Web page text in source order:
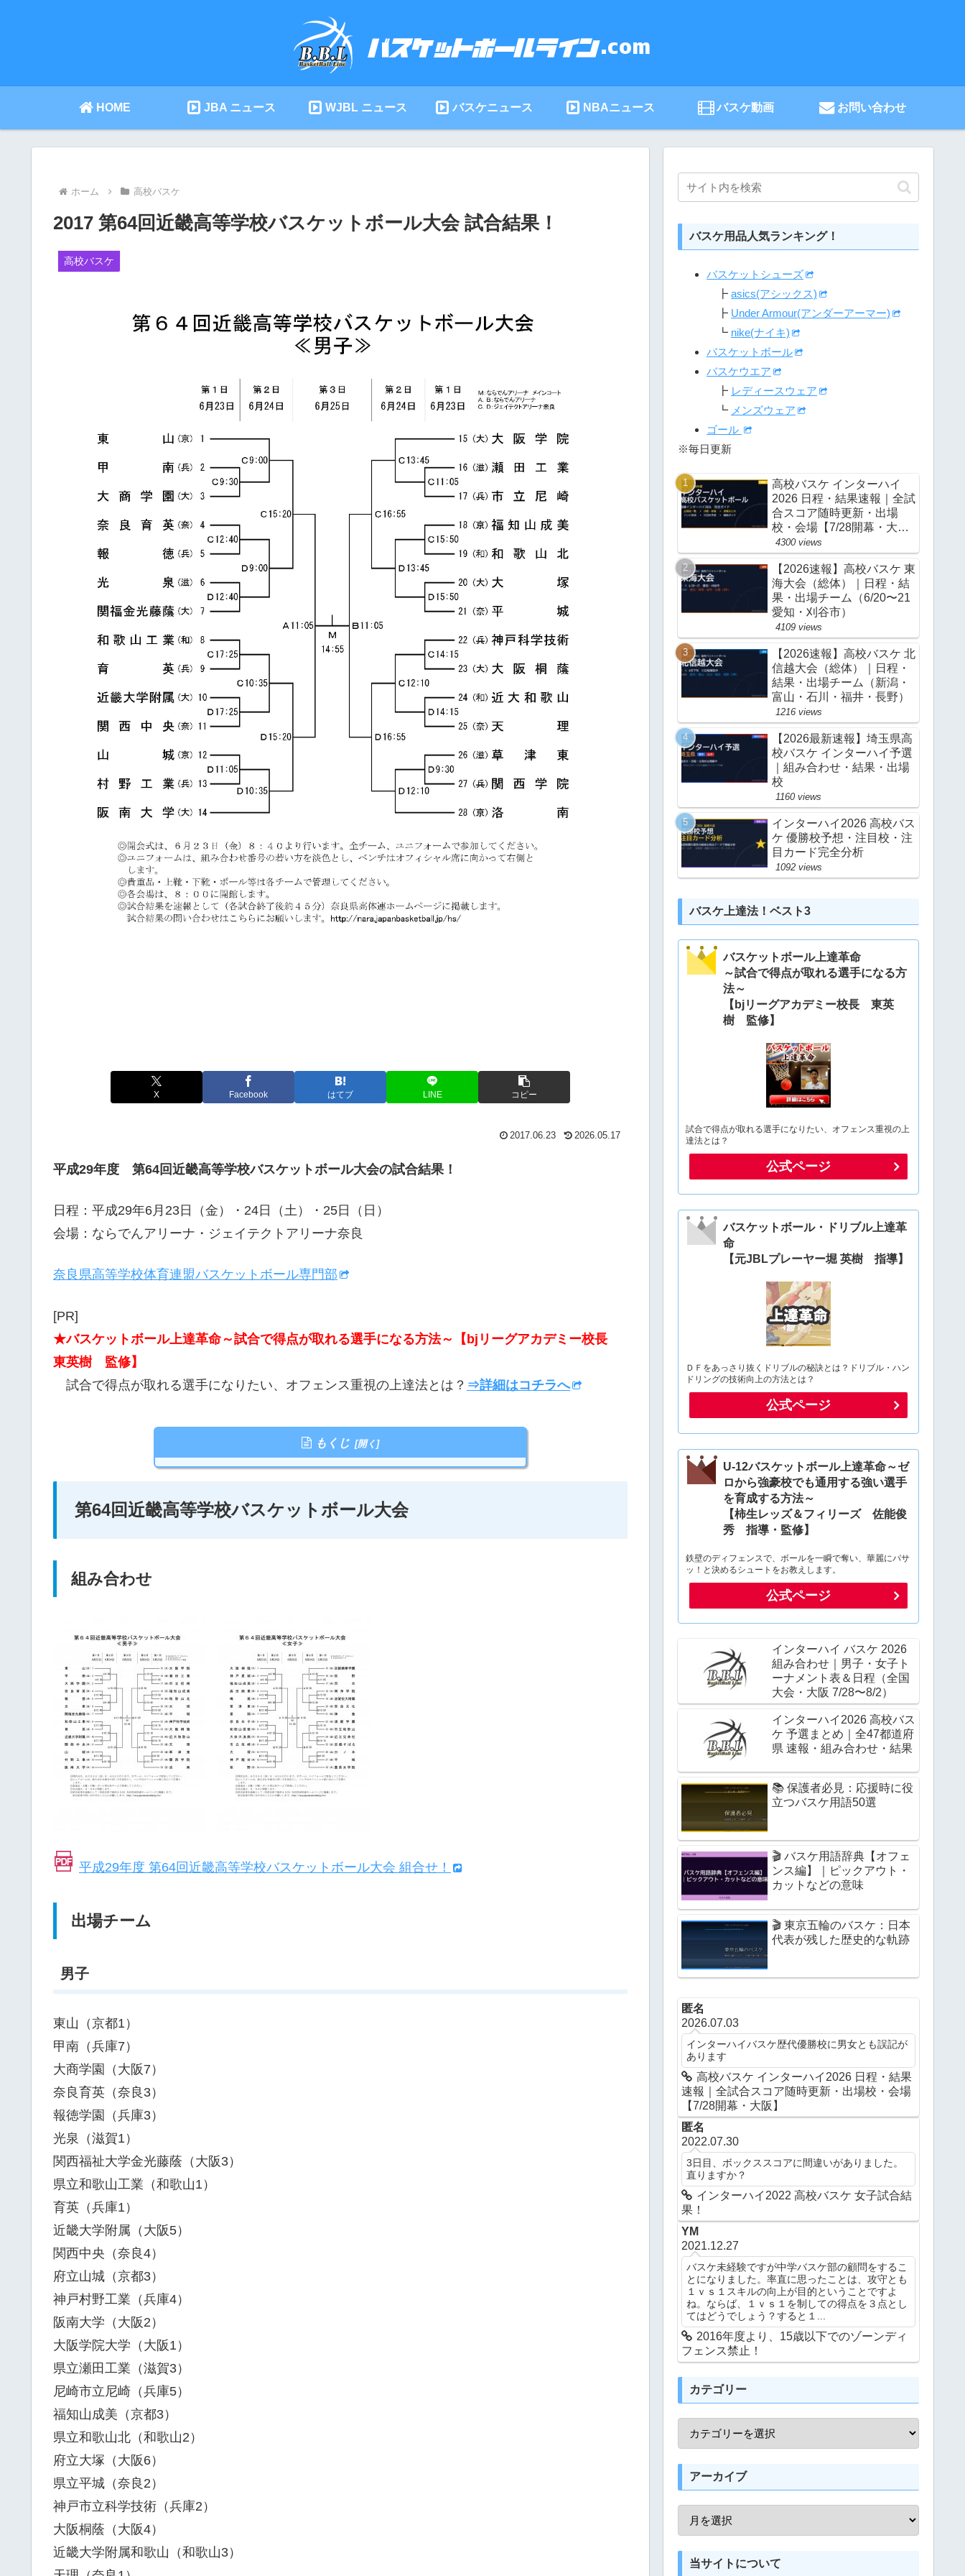
HOME JBA ニュース WJBL ニュース バスケニュース NBAニュース バスケ動画 お問い合わせ
ホーム 高校バスケ
2017 第64回近畿高等学校バスケットボール大会 試合結果！
高校バスケ
X Facebook はてブ LINE コピー
2017.06.23 2026.05.17
平成29年度 第64回近畿高等学校バスケットボール大会の試合結果！
日程：平成29年6月23日（金）・24日（土）・25日（日）
会場：ならでんアリーナ・ジェイテクトアリーナ奈良
奈良県高等学校体育連盟バスケットボール専門部
[PR]
★バスケットボール上達革命～試合で得点が取れる選手になる方法～【bjリーグアカデミー校長
東英樹 監修】
試合で得点が取れる選手になりたい、オフェンス重視の上達法とは？ ⇒詳細はコチラへ
もくじ
第64回近畿高等学校バスケットボール大会
組み合わせ
平成29年度 第64回近畿高等学校バスケットボール大会 組合せ！
出場チーム
男子
東山（京都1）
甲南（兵庫7）
大商学園（大阪7）
奈良育英（奈良3）
報徳学園（兵庫3）
光泉（滋賀1）
関西福祉大学金光藤蔭（大阪3）
県立和歌山工業（和歌山1）
育英（兵庫1）
近畿大学附属（大阪5）
関西中央（奈良4）
府立山城（京都3）
神戸村野工業（兵庫4）
阪南大学（大阪2）
大阪学院大学（大阪1）
県立瀬田工業（滋賀3）
尼崎市立尼崎（兵庫5）
福知山成美（京都3）
県立和歌山北（和歌山2）
府立大塚（大阪6）
県立平城（奈良2）
神戸市立科学技術（兵庫2）
大阪桐蔭（大阪4）
近畿大学附属和歌山（和歌山3）
バスケ用品人気ランキング！
バスケットシューズ
┣ asics(アシックス)
┣ Under Armour(アンダーアーマー)
┗ nike(ナイキ)
バスケットボール
バスケウエア
┣ レディースウェア
┗ メンズウェア
ゴール
※毎日更新
高校バスケ インターハイ
2026 日程・結果速報｜全試
合スコア随時更新・出場
校・会場【7/28開幕・大
阪】
4300 views
【2026速報】高校バスケ 東
海大会（総体）｜日程・結
果・出場チーム（6/20〜21
愛知・刈谷市）
4109 views
【2026速報】高校バスケ 北
信越大会（総体）｜日程・
結果・出場チーム（新潟・
富山・石川・福井・長野）
1216 views
【2026最新速報】埼玉県高
校バスケ インターハイ予選
｜組み合わせ・結果・出場
校
1160 views
インターハイ2026 高校バス
ケ 優勝校予想・注目校・注
目カード完全分析
1092 views
バスケ上達法！ベスト3
バスケットボール上達革命
～試合で得点が取れる選手になる方
法～
【bjリーグアカデミー校長 東英
樹 監修】
試合で得点が取れる選手になりたい、オフェンス重視の上
達法とは？
公式ページ
バスケットボール・ドリブル上達革
命
【元JBLプレーヤー堀 英樹 指導】
ＤＦをあっさり抜くドリブルの秘訣とは？ドリブル・ハン
ドリングの技術向上の方法とは？
公式ページ
U-12バスケットボール上達革命～ゼ
ロから強豪校でも通用する強い選手
を育成する方法～
【柿生レッズ＆フィリーズ 佐能俊
秀 指導・監修】
鉄壁のディフェンスで、ボールを一瞬で奪い、華麗にパサ
ッ！と決めるシュートをお教えします。
公式ページ
インターハイ バスケ 2026
組み合わせ｜男子・女子ト
ーナメント表＆日程（全国
大会・大阪 7/28〜8/2）
インターハイ2026 高校バス
ケ 予選まとめ｜全47都道府
県 速報・組み合わせ・結果
📚 保護者必見：応援時に役
立つバスケ用語50選
🎬 バスケ用語辞典【オフェ
ンス編】｜ピックアウト・
カットなどの意味
🎬 東京五輪のバスケ：日本
代表が残した歴史的な軌跡
匿名
2026.07.03
インターハイバスケ歴代優勝校に男女とも誤記が
あります
高校バスケ インターハイ2026 日程・結果
速報｜全試合スコア随時更新・出場校・会場
【7/28開幕・大阪】
匿名
2022.07.30
3日目、ボックススコアに間違いがありました。
直りますか？
インターハイ2022 高校バスケ 女子試合結
果！
YM
2021.12.27
バスケ未経験ですが中学バスケ部の顧問をするこ
とになりました。率直に思ったことは、攻守とも
１ｖｓ１スキルの向上が目的ということですよ
ね。ならば、１ｖｓ１を制しての得点を３点とし
てはどうでしょう？すると１...
2016年度より、15歳以下でのゾーンディ
フェンス禁止！
カテゴリー
アーカイブ
当サイトについて